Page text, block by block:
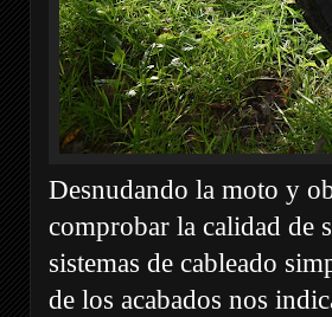
Desnudando la moto y
comprobar la calidad de
sistemas de cableado
de los acabados nos